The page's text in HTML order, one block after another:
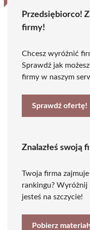
Przedsiębiorco!
firmy!
Chcesz wyróżnić
Sprawdź jak
firmy w naszym
Sprawdź ofertę!
Znalazłeś swoją
Twoja firma
rankingu? Wyróżnij
jesteś na szczycie!
Pobierz